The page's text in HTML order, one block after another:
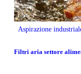
Aspirazione
Filtri aria settore